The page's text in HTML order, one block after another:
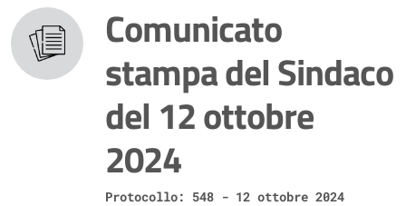
Comunicato
stampa del Sindaco
del 12 ottobre
2024
Protocollo: 548 - 12 ottobre 2024